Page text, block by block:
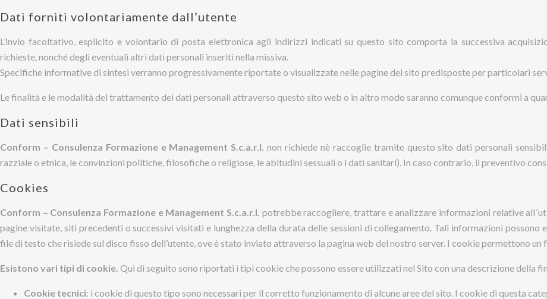
Dati forniti volontariamente dall’utente
L’invio facoltativo, esplicito e volontario di posta elettronica agli indirizzi indicati su questo sito comporta la successiva
richieste, nonché degli eventuali altri dati personali inseriti nella missiva.
Specifiche informative di sintesi verranno progressivamente riportate o visualizzate nelle pagine del sito predisposte per particolari
Le finalità e le modalità del trattamento dei dati personali attraverso questo sito web o in altro modo saranno comunque conformi a
Dati sensibili
Conform – Consulenza Formazione e Management S.c.a.r.l.non richiede nè raccoglie tramite questo sito dati personali
razziale o etnica, le convinzioni politiche, filosofiche o religiose, le abitudini sessuali o i dati sanitari). In caso contrario, il preventivo
Cookies
Conform – Consulenza Formazione e Management S.c.a.r.l. potrebbe raccogliere, trattare e analizzare informazioni relative
pagine visitate, siti precedenti o successivi visitati e lunghezza della durata delle sessioni di collegamento. Tali informazioni possono
file di testo che risiede sul disco fisso dell’utente, ove è stato inviato attraverso la pagina web del nostro server. I cookie permettono
Esistono vari tipi di cookie. Qui di seguito sono riportati i tipi cookie che possono essere utilizzati nel Sito con una descrizione della
Cookie tecnici: i cookie di questo tipo sono necessari per il corretto funzionamento di alcune aree del sito. I cookie di questa